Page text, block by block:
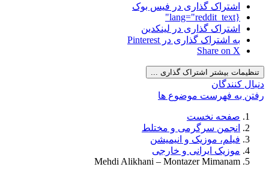
اشتراک گذاری در فیس بوک
{lang="reddit_text"
اشتراک گذاری در لینکدین
به اشتراک گذاری در Pinterest
Share on X
تنظیمات بیشتر اشتراک گذاری ...
دنبال کنندگان
رفتن به فهرست موضوع ها
صفحه نخست
انجمن سرگرمی و مختلط
فیلم، موزیک و انیمیشن
موزیک ایرانی و خارجی
Mehdi Alikhani – Montazer Mimanam